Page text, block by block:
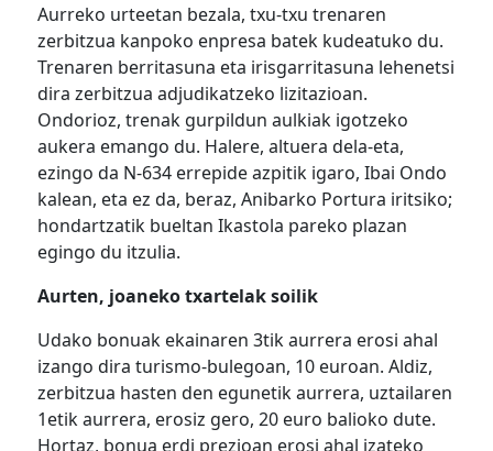
Aurreko urteetan bezala, txu-txu trenaren
zerbitzua kanpoko enpresa batek kudeatuko du.
Trenaren berritasuna eta irisgarritasuna lehenetsi
dira zerbitzua adjudikatzeko lizitazioan.
Ondorioz, trenak gurpildun aulkiak igotzeko
aukera emango du. Halere, altuera dela-eta,
ezingo da N-634 errepide azpitik igaro, Ibai Ondo
kalean, eta ez da, beraz, Anibarko Portura iritsiko;
hondartzatik bueltan Ikastola pareko plazan
egingo du itzulia.
Aurten, joaneko txartelak soilik
Udako bonuak ekainaren 3tik aurrera erosi ahal
izango dira turismo-bulegoan, 10 euroan. Aldiz,
zerbitzua hasten den egunetik aurrera, uztailaren
1etik aurrera, erosiz gero, 20 euro balioko dute.
Hortaz, bonua erdi prezioan erosi ahal izateko